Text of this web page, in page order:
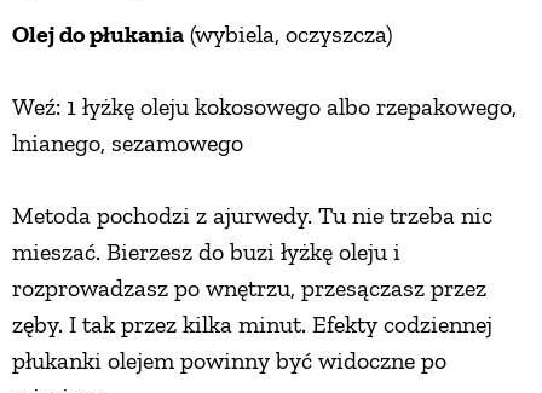
Olej do płukania (wybiela, oczyszcza)
Weź: 1 łyżkę oleju kokosowego albo rzepakowego,
lnianego, sezamowego
Metoda pochodzi z ajurwedy. Tu nie trzeba nic
mieszać. Bierzesz do buzi łyżkę oleju i
rozprowadzasz po wnętrzu, przesączasz przez
zęby. I tak przez kilka minut. Efekty codziennej
płukanki olejem powinny być widoczne po